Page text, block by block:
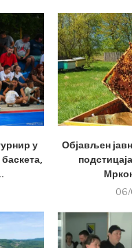
у
Објављен